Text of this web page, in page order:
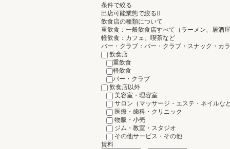
条件で絞る
出店可能業態で絞る
飲食店の種類について
重飲食：一般飲食店すべて（ラーメン、居酒屋
軽飲食：カフェ、喫茶など
バー・クラブ：バー・クラブ・スナック・カ
飲食店
重飲食
軽飲食
バー・クラブ
飲食店以外
美容室・理容室
サロン（マッサージ・エステ・ネイルなど
医療・歯科・クリニック
物販・小売
ジム・教室・スタジオ
その他サービス・その他
賃料